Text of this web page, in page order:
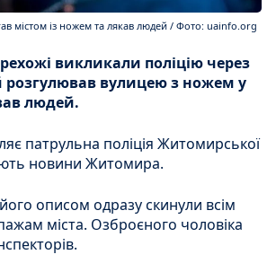
містом із ножем та лякав людей / Фото: uainfo.org
викликали поліцію через
розгулював вулицею з ножем у
людей.
патрульна поліція Житомирської
новини Житомира.
описом одразу скинули всім
міста. Озброєного чоловіка